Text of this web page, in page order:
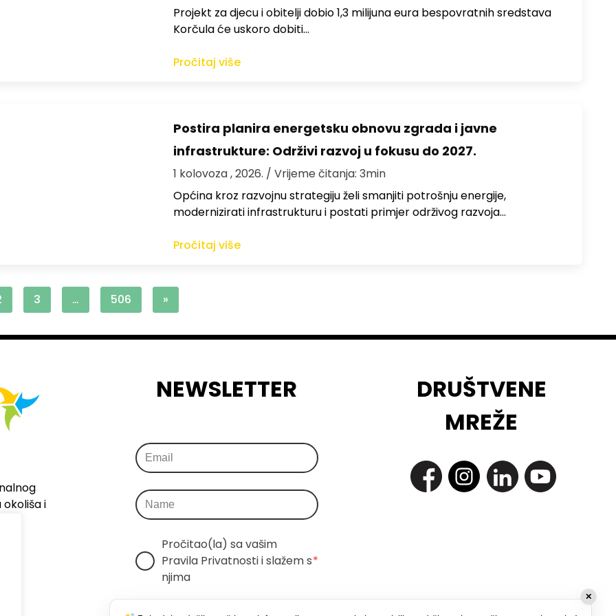
Projekt za djecu i obitelji dobio 1,3 milijuna eura bespovratnih sredstava
Korčula će uskoro dobiti…
Pročitaj više
Postira planira energetsku obnovu zgrada i javne
infrastrukture: Održivi razvoj u fokusu do 2027.
1 kolovoza , 2026. / Vrijeme čitanja: 3min
Općina kroz razvojnu strategiju želi smanjiti potrošnju energije,
modernizirati infrastrukturu i postati primjer održivog razvoja…
Pročitaj više
3 … 506 »
i
NEWSLETTER
Pročitao(la) sa vašim
Pravila Privatnosti i slažem s
njima
*
DRUŠTVENE
MREŽE
✕